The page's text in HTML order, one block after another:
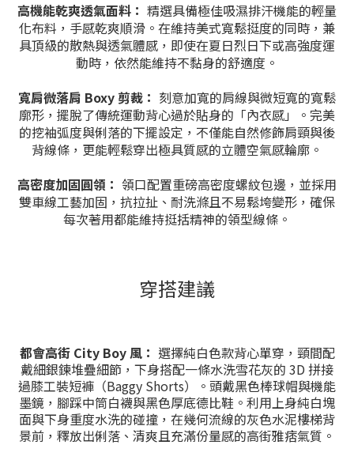
高機能乾爽透氣面料： 精選具備極佳吸濕排汗機能的輕量
化布料，手感乾爽順滑。在維持美式寬鬆挺度的同時，兼
具頂級的散熱與透氣體感，即使在夏日烈日下或高強度運
動時，依然能維持不黏身的舒適度。
寬肩微落肩 Boxy 剪裁： 刻意加寬的肩線與微短寬的寬鬆
廓形，擺脫了傳統運動背心過於貼身的「內衣感」。完美
的挖袖弧度與俐落的下擺設定，不僅能自然修飾肩頸與後
背線條，更能輕鬆穿出極具質感的立體空氣感輪廓。
高密度加固圓領： 領口配置重磅高密度螺紋包邊，並採用
雙車線工藝加固，抗拉扯、耐洗滌且不易鬆垮變形，確保
每次著用都能維持挺括精神的領型線條。
穿搭建議
都會高街 City Boy 風： 選擇純白色款背心單穿，頸間配
戴細銀鍊堆疊細節，下身搭配一條水洗雪花灰的 3D 拼接
過膝工裝短褲（Baggy Shorts）。頭戴黑色棒球帽與機能
墨鏡，腳踩中筒白襪與黑色厚底德比鞋。利用上身純白塊
面與下身重度水洗的碰撞，在幾何流線的灰色水泥樓梯背
景前，釋放出俐落、清爽且充滿份量感的高街雅痞氣質。